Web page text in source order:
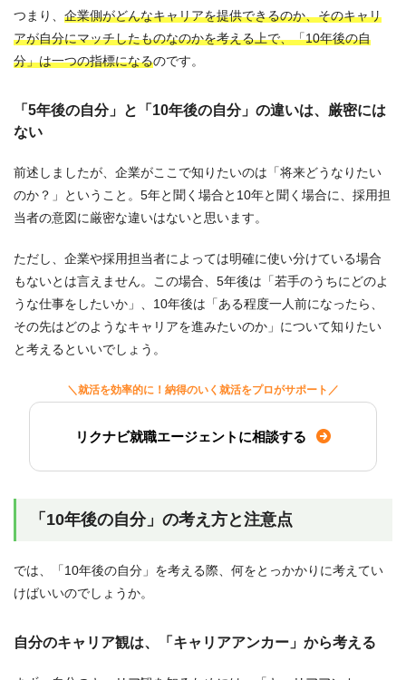
つまり、 企業側がどんなキャリアを提供できるのか、そのキャリ
アが自分にマッチしたものなのかを考える上で、「10年後の自
分」は一つの指標になるのです。
「5年後の自分」と「10年後の自分」の違いは、厳密には
ない
前述しましたが、企業がここで知りたいのは「将来どうなりたい
のか？」ということ。5年と聞く場合と10年と聞く場合に、採用担
当者の意図に厳密な違いはないと思います。
ただし、企業や採用担当者によっては明確に使い分けている場合
もないとは言えません。この場合、5年後は「若手のうちにどのよ
うな仕事をしたいか」、10年後は「ある程度一人前になったら、
その先はどのようなキャリアを進みたいのか」について知りたい
と考えるといいでしょう。
＼就活を効率的に！納得のいく就活をプロがサポート／
リクナビ就職エージェントに相談する
「10年後の自分」の考え方と注意点
では、「10年後の自分」を考える際、何をとっかかりに考えてい
けばいいのでしょうか。
自分のキャリア観は、「キャリアアンカー」から考える